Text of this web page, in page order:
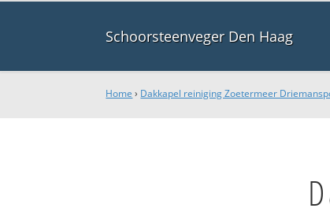
Schoorsteenveger Den Haag
Home › Dakkapel reiniging Zoetermeer